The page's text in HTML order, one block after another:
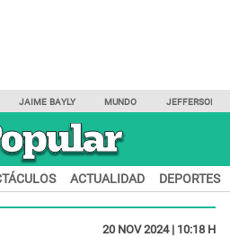
JAIME BAYLY MUNDO JEFFERSON
ACTUALIDAD DEPORTES
20 NOV 2024 | 10:18 H